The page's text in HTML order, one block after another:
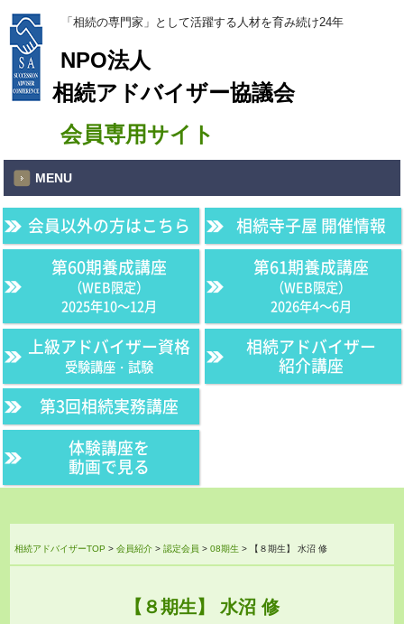
「相続の専門家」として活躍する人材を育み続け24年
NPO法人
相続アドバイザー協議会
会員専用サイト
MENU
会員以外の方はこちら
相続寺子屋 開催情報
第60期養成講座
（WEB限定）
2025年10〜12月
第61期養成講座
（WEB限定）
2026年4〜6月
上級アドバイザー資格
受験講座・試験
第3回相続実務講座
相続アドバイザー
紹介講座
体験講座を
動画で見る
相続アドバイザーTOP >会員紹介 >認定会員 >08期生 > 【８期生】 水沼 修
【８期生】 水沼 修